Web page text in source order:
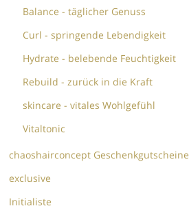
Balance - täglicher Genuss
Curl - springende Lebendigkeit
Hydrate - belebende Feuchtigkeit
Rebuild - zurück in die Kraft
skincare - vitales Wohlgefühl
Vitaltonic
chaoshairconcept Geschenkgutscheine
exclusive
Initialiste